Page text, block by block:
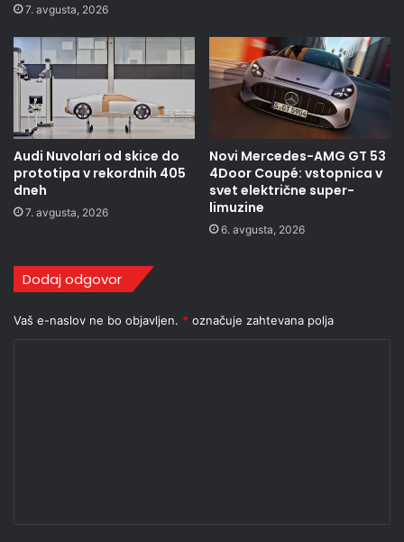
7. avgusta, 2026
Audi Nuvolari od skice do
prototipa v rekordnih 405
dneh
7. avgusta, 2026
Novi Mercedes-AMG GT 53
4Door Coupé: vstopnica v
svet električne super-
limuzine
6. avgusta, 2026
Dodaj odgovor
Vaš e-naslov ne bo objavljen. * označuje zahtevana polja